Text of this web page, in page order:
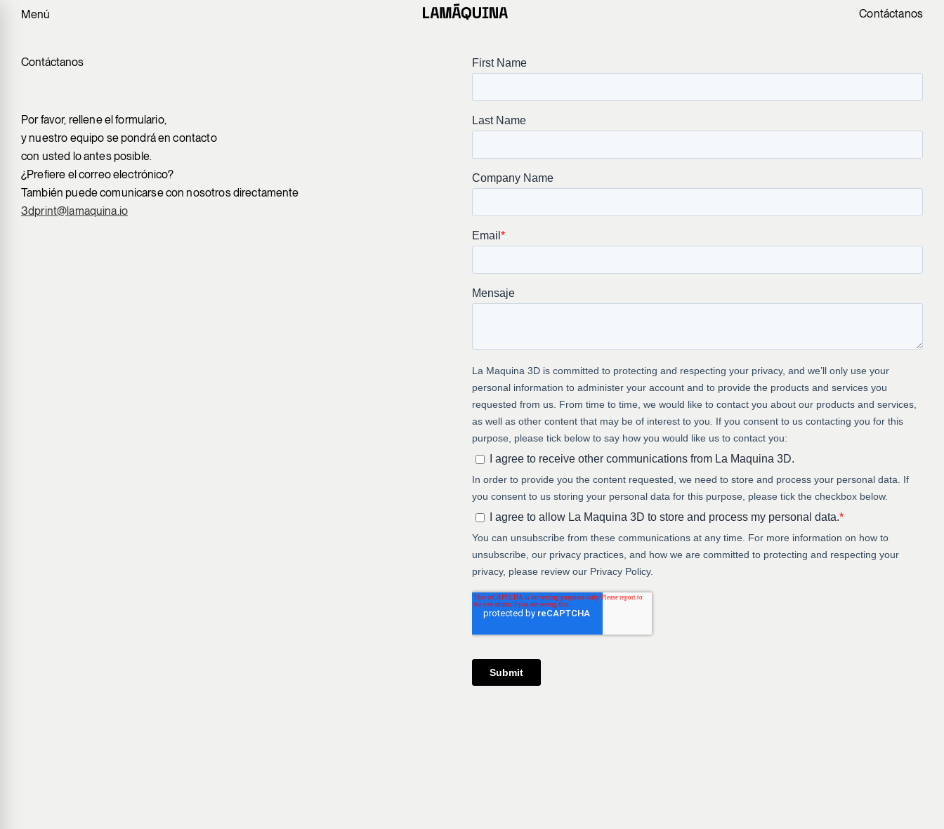
Menú Contáctanos
Contáctanos
Por favor, rellene el formulario,
y nuestro equipo se pondrá en contacto
con usted lo antes posible.
¿Prefiere el correo electrónico?
También puede comunicarse con nosotros directamente
3dprint@lamaquina.io